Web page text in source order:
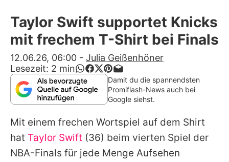
Stars
Filme & Serien
Lifestyle
Familie & Liebe
Alle Themen auf Promiflash
Taylor Swift supportet Knicks
mit frechem T-Shirt bei Finals
12.06.26, 06:00 - Julia Geißenhöner
Lesezeit: 2 min
Damit du die spannendsten
Promiflash-News auch bei
Google siehst.
Mit einem frechen Wortspiel auf dem Shirt
hat Taylor Swift (36) beim vierten Spiel der
NBA-Finals für jede Menge Aufsehen